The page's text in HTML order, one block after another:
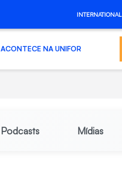
INTERNATIONAL
ACONTECE NA UNIFOR
Podcasts Mídias